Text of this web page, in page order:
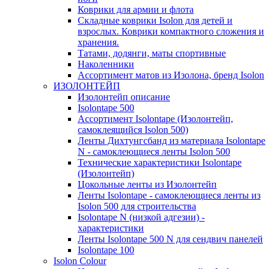
Коврики для армии и флота
Складные коврики Isolon для детей и
взрослых. Коврики компактного сложения и
хранения.
Татами, додянги, маты спортивные
Наколенники
Ассортимент матов из Изолона, бренд Isolon
ИЗОЛОНТЕЙП
Изолонтейп описание
Isolontape 500
Ассортимент Isolontape (Изолонтейп,
самоклеящийся Isolon 500)
Ленты Дихтунгсбанд из материала Isolontape
N - самоклеющиеся ленты Isolon 500
Технические характеристики Isolontape
(Изолонтейп)
Цокольные ленты из Изолонтейп
Ленты Isolontape - самоклеющиеся ленты из
Isolon 500 для строительства
Isolontape N (низкой адгезии) -
характеристики
Ленты Isolontape 500 N для сендвич панелей
Isolontape 100
Isolon Colour